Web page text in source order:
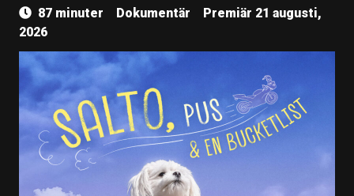
87 minuter Dokumentär
Premiär 21 augusti,
2026